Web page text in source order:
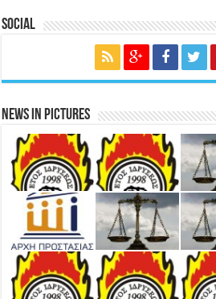
Social
News in Pictures